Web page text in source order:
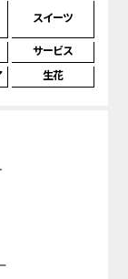
スイーツ
サービス
生花